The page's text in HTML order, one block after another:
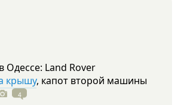
Одессе: Land Rover
крышу, капот второй машины
4